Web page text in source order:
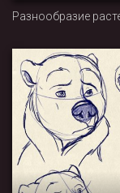
Разнообразие